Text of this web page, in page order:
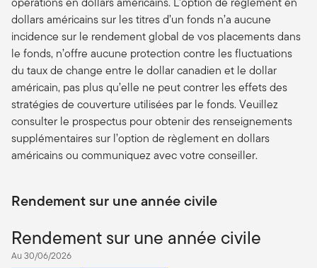
dollars américains sur les titres d’un fonds n’a aucune
incidence sur le rendement global de vos placements dans
le fonds, n’offre aucune protection contre les fluctuations
du taux de change entre le dollar canadien et le dollar
américain, pas plus qu’elle ne peut contrer les effets des
stratégies de couverture utilisées par le fonds. Veuillez
consulter le prospectus pour obtenir des renseignements
supplémentaires sur l’option de règlement en dollars
américains ou communiquez avec votre conseiller.
Rendement sur une année civile
Rendement sur une année civile
Au 30/06/2026